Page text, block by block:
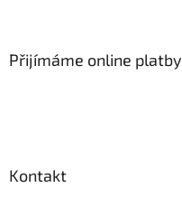
Přijímáme online platby
Kontakt